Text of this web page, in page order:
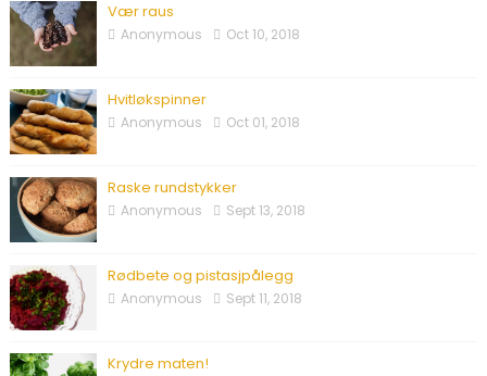
Vær raus
Anonymous Oct 10, 2018
Hvitløkspinner
Anonymous Oct 01, 2018
Raske rundstykker
Anonymous Sept 13, 2018
Rødbete og pistasjpålegg
Anonymous Sept 11, 2018
Krydre maten!